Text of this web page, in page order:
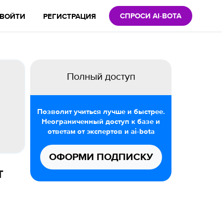
ВОЙТИ РЕГИСТРАЦИЯ СПРОСИ AI-BOTA
Полный доступ
Позволит учиться лучше и быстрее.
Неограниченный доступ к базе и
ответам от экспертов и ai-bota
ОФОРМИ ПОДПИСКУ